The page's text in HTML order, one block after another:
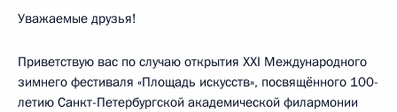
Уважаемые друзья!
Приветствую вас по случаю открытия XXI Международного
зимнего фестиваля «Площадь искусств», посвящённого 100-
летию Санкт-Петербургской академической филармонии